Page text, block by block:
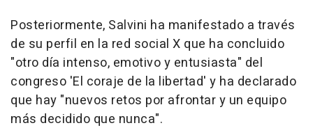
Posteriormente, Salvini ha manifestado a través
de su perfil en la red social X que ha concluido
"otro día intenso, emotivo y entusiasta" del
congreso 'El coraje de la libertad' y ha declarado
que hay "nuevos retos por afrontar y un equipo
más decidido que nunca".